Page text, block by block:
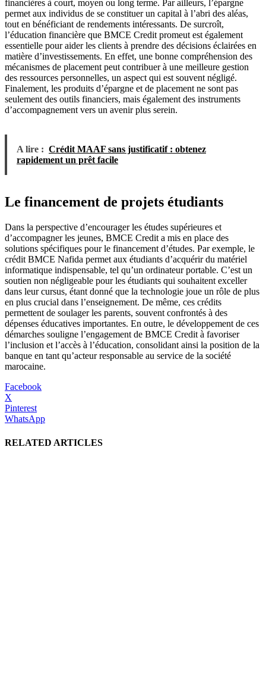
financières à court, moyen ou long terme. Par ailleurs, l’épargne
permet aux individus de se constituer un capital à l’abri des aléas,
tout en bénéficiant de rendements intéressants. De surcroît,
l’éducation financière que BMCE Credit promeut est également
essentielle pour aider les clients à prendre des décisions éclairées en
matière d’investissements. En effet, une bonne compréhension des
mécanismes de placement peut contribuer à une meilleure gestion
des ressources personnelles, un aspect qui est souvent négligé.
Finalement, les produits d’épargne et de placement ne sont pas
seulement des outils financiers, mais également des instruments
d’accompagnement vers un avenir plus serein.
A lire : Crédit MAAF sans justificatif : obtenez
rapidement un prêt facile
Le financement de projets étudiants
Dans la perspective d’encourager les études supérieures et
d’accompagner les jeunes, BMCE Credit a mis en place des
solutions spécifiques pour le financement d’études. Par exemple, le
crédit BMCE Nafida permet aux étudiants d’acquérir du matériel
informatique indispensable, tel qu’un ordinateur portable. C’est un
soutien non négligeable pour les étudiants qui souhaitent exceller
dans leur cursus, étant donné que la technologie joue un rôle de plus
en plus crucial dans l’enseignement. De même, ces crédits
permettent de soulager les parents, souvent confrontés à des
dépenses éducatives importantes. En outre, le développement de ces
démarches souligne l’engagement de BMCE Credit à favoriser
l’inclusion et l’accès à l’éducation, consolidant ainsi la position de la
banque en tant qu’acteur responsable au service de la société
marocaine.
Facebook
X
Pinterest
WhatsApp
RELATED ARTICLES